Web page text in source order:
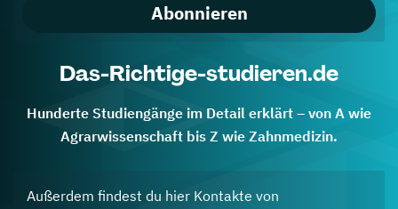
Abonnieren
Das-Richtige-studieren.de
Hunderte Studiengänge im Detail erklärt – von A wie
Agrarwissenschaft bis Z wie Zahnmedizin.
Außerdem findest du hier Kontakte von